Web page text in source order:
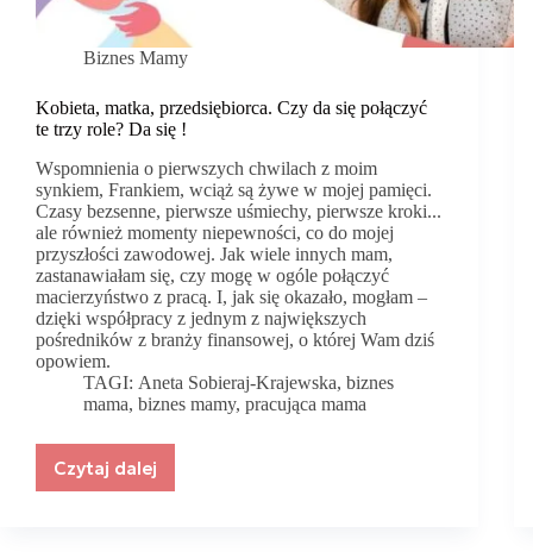
Biznes Mamy
Kobieta, matka, przedsiębiorca. Czy da się połączyć
te trzy role? Da się !
Wspomnienia o pierwszych chwilach z moim
synkiem, Frankiem, wciąż są żywe w mojej pamięci.
Czasy bezsenne, pierwsze uśmiechy, pierwsze kroki...
ale również momenty niepewności, co do mojej
przyszłości zawodowej. Jak wiele innych mam,
zastanawiałam się, czy mogę w ogóle połączyć
macierzyństwo z pracą. I, jak się okazało, mogłam –
dzięki współpracy z jednym z największych
pośredników z branży finansowej, o której Wam dziś
opowiem.
TAGI: Aneta Sobieraj-Krajewska,biznes
mama, biznes mamy, pracująca mama
Czytaj dalej
Kobieta,